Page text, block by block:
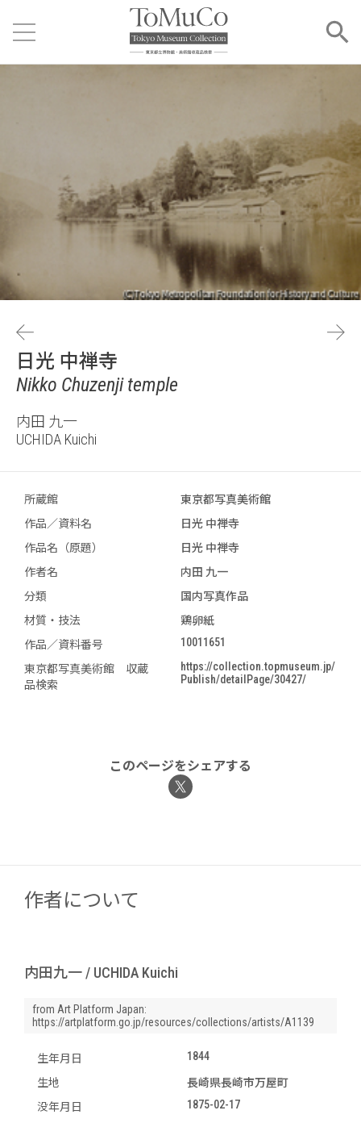
日光 中禅寺
Nikko Chuzenji temple
内田 九一
UCHIDA Kuichi
所蔵館
東京都写真美術館
作品／資料名
日光 中禅寺
作品名（原題）
日光 中禅寺
作者名
内田 九一
分類
国内写真作品
材質・技法
鶏卵紙
作品／資料番号
10011651
東京都写真美術館 収蔵
品検索
https://collection.topmuseum.jp/
Publish/detailPage/30427/
このページをシェアする
作者について
内田九一 / UCHIDA Kuichi
from Art Platform Japan:
https://artplatform.go.jp/resources/collections/artists/A1139
生年月日 1844
生地
長崎県長崎市万屋町
没年月日
1875-02-17